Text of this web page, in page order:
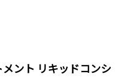
ント リキッドコンシ